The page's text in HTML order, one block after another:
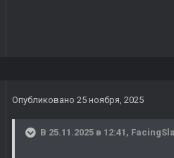
Опубликовано 25 ноября, 2025
В 25.11.2025 в 12:41,